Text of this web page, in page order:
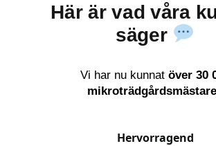
Här är vad våra
säger
Vi har nu kunnat över 30
mikroträdgårdsmästare
Hervorragend